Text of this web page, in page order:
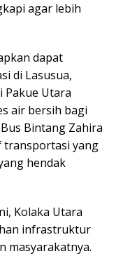
agar lebih
dapat
di Lasusua,
Pakue Utara
air bersih bagi
Bintang Zahira
transportasi yang
hendak
Kolaka Utara
infrastruktur
masyarakatnya.